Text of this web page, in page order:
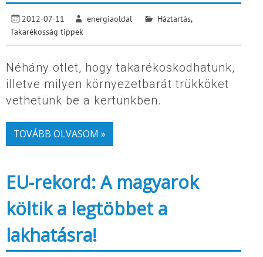
2012-07-11 energiaoldal Háztartás,
Takarékosság tippek
Néhány ötlet, hogy takarékoskodhatunk,
illetve milyen környezetbarát trükköket
vethetünk be a kertünkben.
TOVÁBB OLVASOM »
EU-rekord: A magyarok
költik a legtöbbet a
lakhatásra!